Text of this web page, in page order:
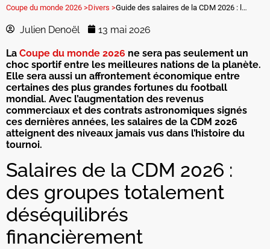
Coupe du monde 2026 >Divers > Guide des salaires de la CDM 2026 : les joueurs les mieux payés par groupe
Julien Denoël 13 mai 2026
La Coupe du monde 2026 ne sera pas seulement un
choc sportif entre les meilleures nations de la planète.
Elle sera aussi un affrontement économique entre
certaines des plus grandes fortunes du football
mondial. Avec l’augmentation des revenus
commerciaux et des contrats astronomiques signés
ces dernières années, les salaires de la CDM 2026
atteignent des niveaux jamais vus dans l’histoire du
tournoi.
Salaires de la CDM 2026 :
des groupes totalement
déséquilibrés
financièrement